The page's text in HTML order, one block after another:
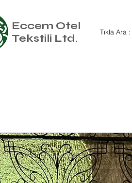
Eccem Otel
Tekstili Ltd.
Tıkla Ara :